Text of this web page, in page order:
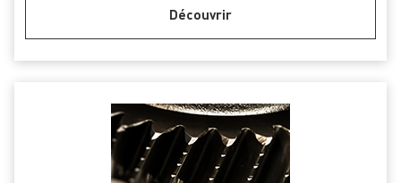
Découvrir